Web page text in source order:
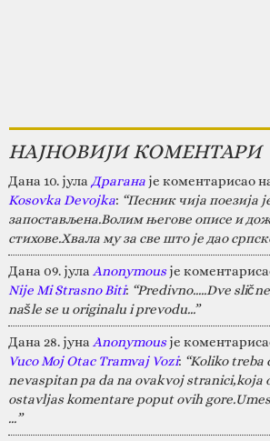
НАЈНОВИЈИ КОМЕНТАРИ
Дана 10. јула Драганаје коментарисао
Kosovka Devojka: “Песник чија поезија
запостављена.Волим његове описе и
стихове.Хвала му за све што је дао
Дана 09. јула Anonymousје
Nije Mi Strasno Biti: “Predivno.....Dve
našle se u originalu i prevodu...”
Дана 28. јуна Anonymousје
Vuco Moj Otac Tramvaj Vozi: “Koliko treba
nevaspitan pa da na ovakvoj stranici,koja
ostavljas komentare poput ovih
…”